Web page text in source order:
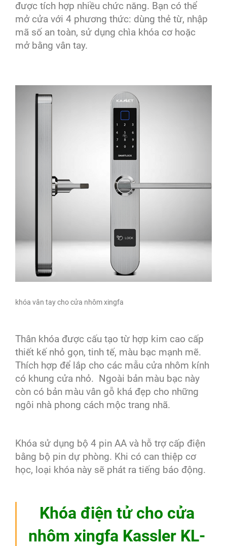
được tích hợp nhiều chức năng. Bạn có thể
mở cửa với 4 phương thức: dùng thẻ từ, nhập
mã số an toàn, sử dụng chìa khóa cơ hoặc
mở bằng vân tay.
khóa vân tay cho cửa nhôm xingfa
Thân khóa được cấu tạo từ hợp kim cao cấp
thiết kế nhỏ gọn, tinh tế, màu bạc mạnh mẽ.
Thích hợp để lắp cho các mẫu cửa nhôm kính
có khung cửa nhỏ. Ngoài bản màu bạc này
còn có bản màu vân gỗ khá đẹp cho những
ngôi nhà phong cách mộc trang nhã.
Khóa sử dụng bộ 4 pin AA và hỗ trợ cấp điện
bằng bộ pin dự phòng. Khi có can thiệp cơ
học, loại khóa này sẽ phát ra tiếng báo động.
Khóa điện tử cho cửa
nhôm xingfa Kassler KL-